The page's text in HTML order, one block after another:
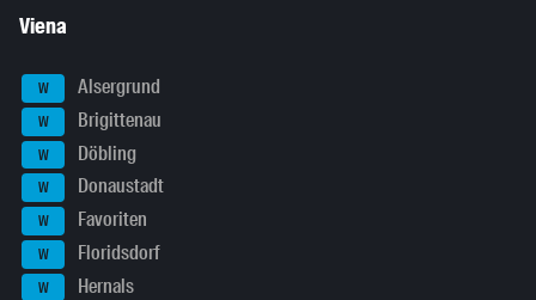
Viena
W Alsergrund
W Brigittenau
W Döbling
W Donaustadt
W Favoriten
W Floridsdorf
W Hernals